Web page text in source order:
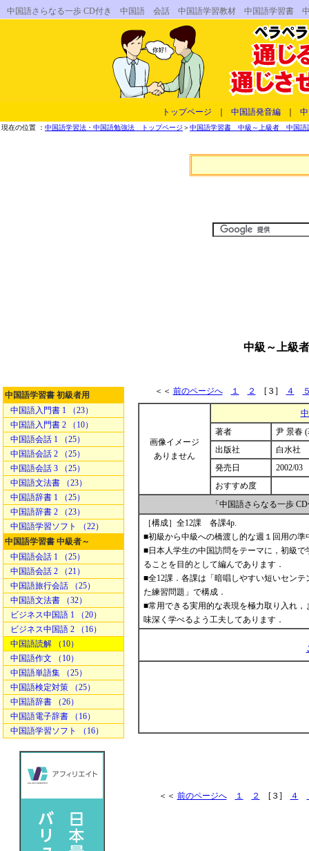
中国語さらなる一歩 CD付き 中国語 会話 中国語学習教材 中国語学習
トップページ 中国語発音編
現在の位置 ： 中国語学習法・中国語勉強法 トップページ ＞中国語学習書 中級～上級者 中国語
中級～上級
中国語学習書 初級者用
中国語入門書 1 （23）
中国語入門書 2 （10）
中国語会話 1 （25）
中国語会話 2 （25）
中国語会話 3 （25）
中国語文法書 （23）
中国語辞書 1 （25）
中国語辞書 2 （23）
中国語学習ソフト （22）
中国語学習書 中級者～
中国語会話 1 （25）
中国語会話 2 （21）
中国語旅行会話 （25）
中国語文法書 （32）
ビジネス中国語 1 （20）
ビジネス中国語 2 （16）
中国語読解 （10）
中国語作文 （10）
中国語単語集 （25）
中国語検定対策 （25）
中国語辞書 （26）
中国語電子辞書 （16）
中国語学習ソフト （16）
＜＜ 前のページへ １ ２ [３] ４
画像イメージ
ありません
著者
尹 景春
出版社
白水社
発売日
2002/03
おすすめ度
「中国語さらなる一歩
［構成］全12課 各課4p.
■初級から中級への橋渡し的な週１回用の準
■日本人学生の中国訪問をテーマに，初級
ることを目的として編んであります．
■全12課．各課は「暗唱しやすい短いセン
た練習問題」で構成．
■常用できる実用的な表現を極力取り入れ
味深く学べるよう工夫してあります．
＜＜ 前のページへ １ ２ [３] ４